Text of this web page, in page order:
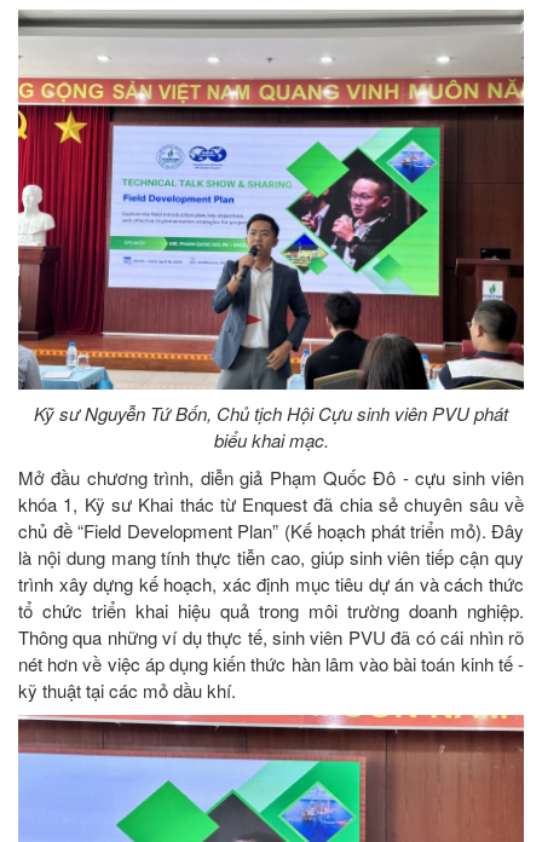
Kỹ sư Nguyễn Tứ Bốn, Chủ tịch Hội Cựu sinh viên PVU phát
biểu khai mạc.
Mở đầu chương trình, diễn giả Phạm Quốc Đô - cựu sinh viên
khóa 1, Kỹ sư Khai thác từ Enquest đã chia sẻ chuyên sâu về
chủ đề “Field Development Plan” (Kế hoạch phát triển mỏ). Đây
là nội dung mang tính thực tiễn cao, giúp sinh viên tiếp cận quy
trình xây dựng kế hoạch, xác định mục tiêu dự án và cách thức
tổ chức triển khai hiệu quả trong môi trường doanh nghiệp.
Thông qua những ví dụ thực tế, sinh viên PVU đã có cái nhìn rõ
nét hơn về việc áp dụng kiến thức hàn lâm vào bài toán kinh tế -
kỹ thuật tại các mỏ dầu khí.